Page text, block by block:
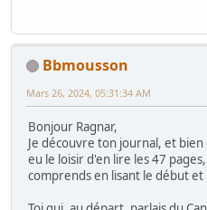
Bbmousson
Mars 26, 2024, 05:31:34 AM
Bonjour Ragnar,
Je découvre ton journal, et
eu le loisir d'en lire les 47
comprends en lisant le début